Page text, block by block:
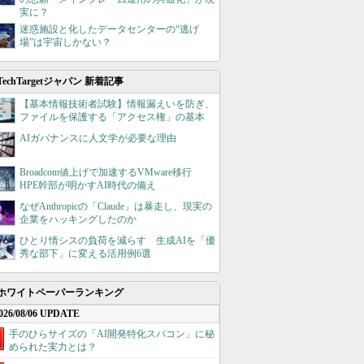
実に？
迷惑施設と化したデータセンターの“逃げ
場”は宇宙しかない？
ジャパン 新着記事
【基本情報技術者試験】情報漏えいを防ぎ、
ファイルを保護する「アクセス権」の基本
AIガバナンスに人文学が必要な理由
Broadcom値上げで加速するVMware移行
HPE幹部が明かすAI時代の備え
なぜAnthropicの「Claude」は暴走し、現実の
企業をハッキングしたのか
ひとり情シスの負荷を減らす 生成AIを「優
秀な部下」に変える活用例6選
ワイトペーパーランキング
08/06 UPDATE
手のひらサイズの「AI開発特化スパコン」に秘
められた実力とは？